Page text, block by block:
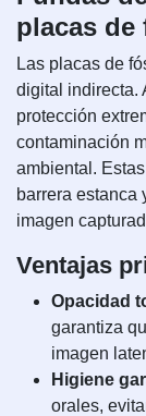
placas de
Las placas de
digital indirecta.
protección
contaminación
ambiental.
barrera estanca
imagen
Ventajas
Opacidad
garantiza
imagen
Higiene
orales,